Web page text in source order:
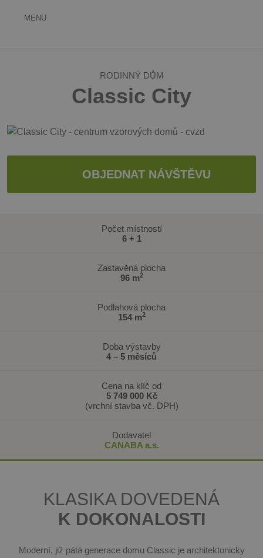
MENU
RODINNÝ DŮM
Classic City
OBJEDNAT NÁVŠTĚVU
Počet místností
6 + 1
Zastavěná plocha
96 m2
Podlahová plocha
154 m2
Doba výstavby
4 – 5 měsíců
Cena na klíč od
5 749 000 Kč
(vrchní stavba vč. DPH)
Dodavatel
CANABA a.s.
KLASIKA DOVEDENÁ
K DOKONALOSTI
Moderní, již pátá generace domu Classic je architektonicky